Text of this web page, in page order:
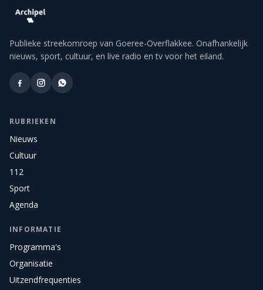
Publieke streekomroep van Goeree-Overflakkee. Onafhankelijk
nieuws, sport, cultuur, en live radio en tv voor het eiland.
RUBRIEKEN
Nieuws
Cultuur
112
Sport
Agenda
INFORMATIE
Programma's
Organisatie
Uitzendfrequenties